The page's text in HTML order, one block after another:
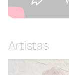
Artistas